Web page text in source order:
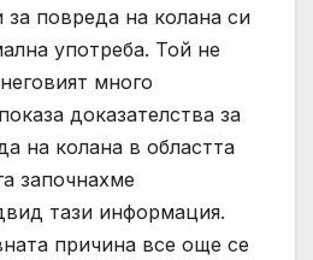
повреда на колана си
употреба. Той не
много
доказателства за
на колана в областта
започнахме
тази информация.
причина все още се